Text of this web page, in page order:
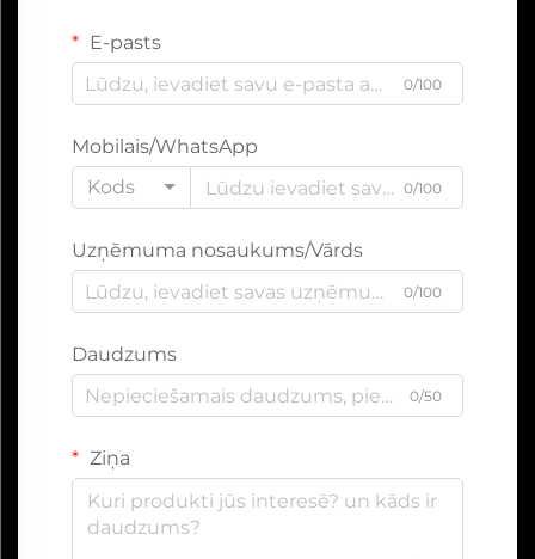
E-pasts
0/100
Mobilais/WhatsApp
Kods
0/100
Uzņēmuma nosaukums/Vārds
0/100
Daudzums
0/50
Ziņa